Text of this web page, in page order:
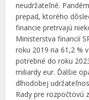
neudržateľné.
prepad, ktorého
financie pretrvajú
Ministerstva financií
roku 2019 na 61,2 %
potrebné do roku
miliardy eur. Ďalšie
dlhodobej
Rady pre rozpočtovú